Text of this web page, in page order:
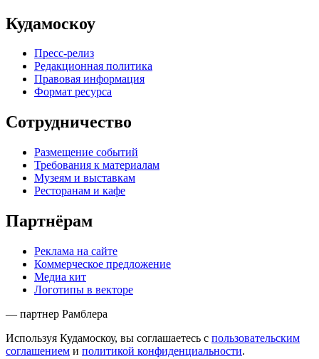
Кудамоскоу
Пресс-релиз
Редакционная политика
Правовая информация
Формат ресурса
Сотрудничество
Размещение событий
Требования к материалам
Музеям и выставкам
Ресторанам и кафе
Партнёрам
Реклама на сайте
Коммерческое предложение
Медиа кит
Логотипы в векторе
— партнер Рамблера
Используя Кудамоскоу, вы соглашаетесь с пользовательским
соглашением и политикой конфиденциальности.